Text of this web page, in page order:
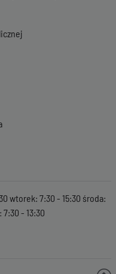
wtorek: 7:30 - 15:30 środa:
- 13:30